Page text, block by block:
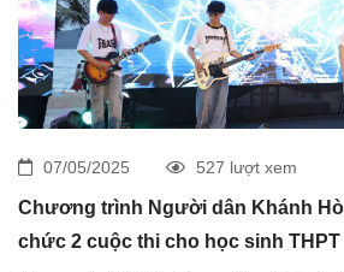
07/05/2025 527 lượt xem
Chương trình Người dân Khánh
chức 2 cuộc thi cho học sinh THPT